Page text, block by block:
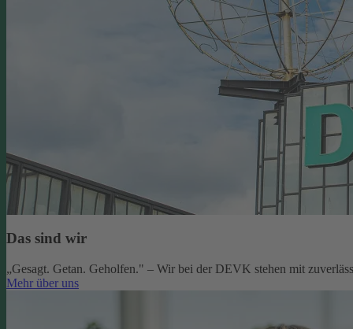
Das sind wir
„Gesagt. Getan. Geholfen." – Wir bei der DEVK stehen mit
Mehr über uns